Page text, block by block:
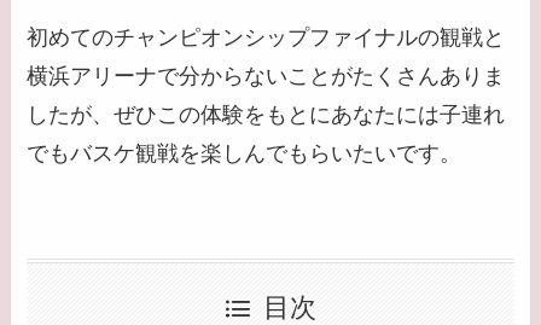
初めてのチャンピオンシップファイナルの観戦と
横浜アリーナで分からないことがたくさんありま
したが、ぜひこの体験をもとにあなたには子連れ
でもバスケ観戦を楽しんでもらいたいです。
目次